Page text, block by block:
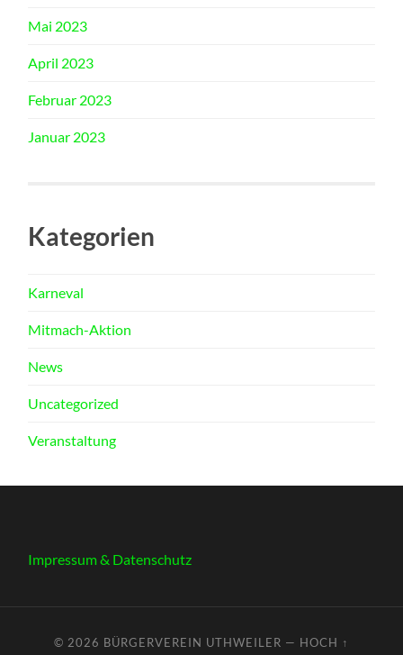
Mai 2023
April 2023
Februar 2023
Januar 2023
Kategorien
Karneval
Mitmach-Aktion
News
Uncategorized
Veranstaltung
Impressum & Datenschutz
© 2026 BÜRGERVEREIN UTHWEILER — HOCH ↑